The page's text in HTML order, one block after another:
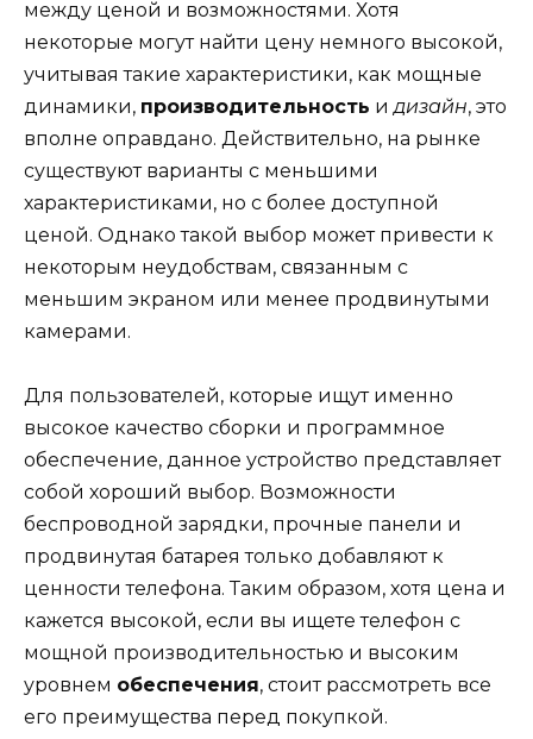
между ценой и возможностями. Хотя
некоторые могут найти цену немного высокой,
учитывая такие характеристики, как мощные
динамики, производительность и дизайн, это
вполне оправдано. Действительно, на рынке
существуют варианты с меньшими
характеристиками, но с более доступной
ценой. Однако такой выбор может привести к
некоторым неудобствам, связанным с
меньшим экраном или менее продвинутыми
камерами.
Для пользователей, которые ищут именно
высокое качество сборки и программное
обеспечение, данное устройство представляет
собой хороший выбор. Возможности
беспроводной зарядки, прочные панели и
продвинутая батарея только добавляют к
ценности телефона. Таким образом, хотя цена и
кажется высокой, если вы ищете телефон с
мощной производительностью и высоким
уровнем обеспечения, стоит рассмотреть все
его преимущества перед покупкой.